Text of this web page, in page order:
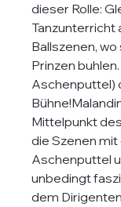
dieser Rolle:
Tanzunterricht
Ballszenen,
Prinzen
Aschenputtel)
Mittelpunkt
die Szenen
Aschenputtel
unbedingt
dem